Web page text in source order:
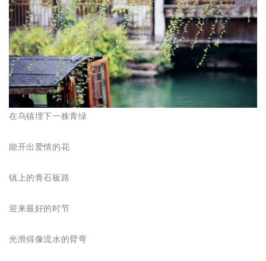
在乌镇埋下一株青绿
能开出爱情的花
镇上的青石板路
迎来最好的时节
光滑得像流水的臂弯